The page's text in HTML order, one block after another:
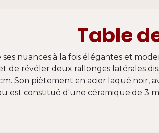
Table
nuances à la fois élégantes et
de révéler deux rallonges latérales
Son piètement en acier laqué noir,
est constitué d'une céramique de 3